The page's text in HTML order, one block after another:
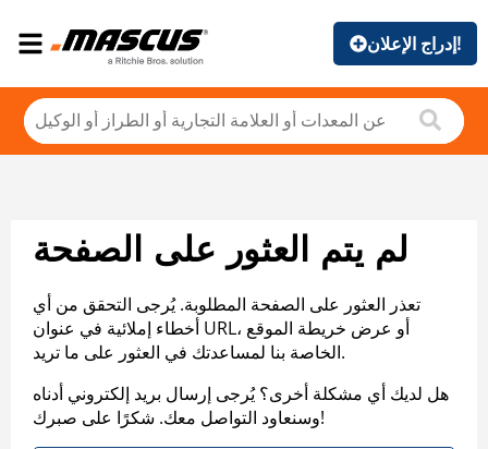
إدراج الإعلان!
لم يتم العثور على الصفحة
تعذر العثور على الصفحة المطلوبة. يُرجى التحقق من أي
أخطاء إملائية في عنوان URL، أو عرض خريطة الموقع
الخاصة بنا لمساعدتك في العثور على ما تريد.
هل لديك أي مشكلة أخرى؟ يُرجى إرسال بريد إلكتروني أدناه
وسنعاود التواصل معك. شكرًا على صبرك!